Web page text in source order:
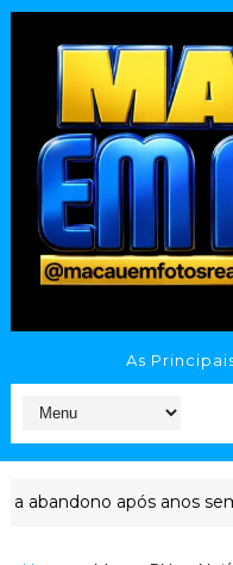
As
após anos sem